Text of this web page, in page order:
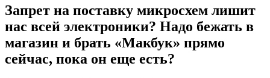
Запрет на поставку микросхем лишит
нас всей электроники? Надо бежать в
магазин и брать «Макбук» прямо
сейчас, пока он еще есть?